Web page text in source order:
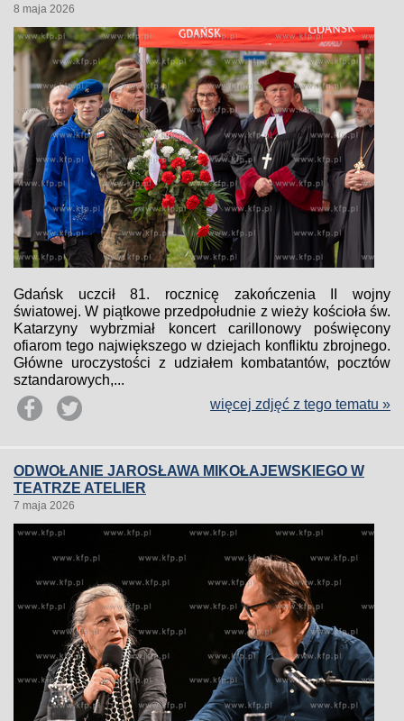
8 maja 2026
Gdańsk uczcił 81. rocznicę zakończenia II wojny
światowej. W piątkowe przedpołudnie z wieży kościoła św.
Katarzyny wybrzmiał koncert carillonowy poświęcony
ofiarom tego największego w dziejach konfliktu zbrojnego.
Główne uroczystości z udziałem kombatantów, pocztów
sztandarowych,...
więcej zdjęć z tego tematu »
ODWOŁANIE JAROSŁAWA MIKOŁAJEWSKIEGO W
TEATRZE ATELIER
7 maja 2026